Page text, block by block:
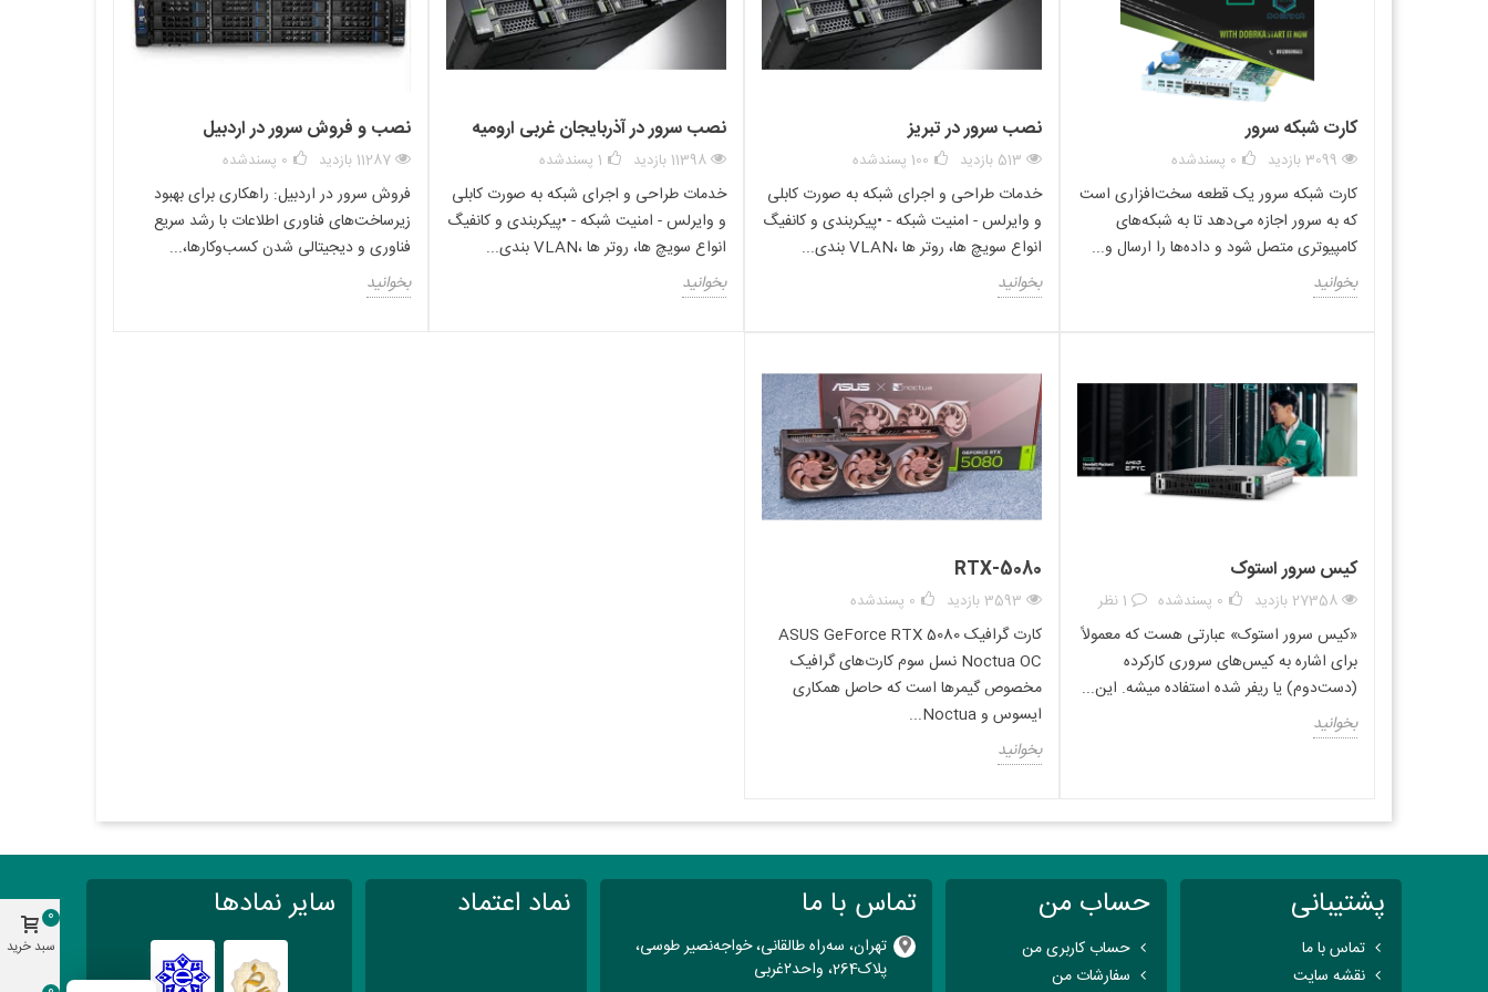
مشخصات
Co2 Savings
Internal
Yes
Certification
WEEE
Operating temperature (T-T)
0 - 55 °C
Storage temperature (T-T)
-40 - 70 °C
Operating relative humidity (H-H)
10 - 90%
Compatible operating systems
2008, VMware, Red Hat Linux,
SUSE Linux, Oracle Solaris
Weight
680 g
Data transfer rate
Weight (imperial)
0.68 kg (1.5 lbs)
Harmonized System (HS) code
85176990
مشخصات کلیدی کارت شبکه HP AJ764A 82Q 8GB Dual Port
مدل محصول: HP AJ764A 82Q
کارت شبکه سرور
3099 بازدید 0 پسندشده
کارت شبکه سرور یک قطعه سخت‌افزاری است
که به سرور اجازه می‌دهد تا به شبکه‌های
کامپیوتری متصل شود و داده‌ها را ارسال و...
بخوانید
نصب سرور در تبریز
513 بازدید 100 پسندشده
خدمات طراحی و اجرای شبکه به صورت کابلی
و وایرلس - امنیت شبکه - •پیکربندی و کانفیگ
انواع سویچ ها، روتر ها ،VLAN بندی...
بخوانید
نصب سرور در آذربایجان غربی ارومیه
11398 بازدید 1 پسندشده
خدمات طراحی و اجرای شبکه به صورت کابلی
و وایرلس - امنیت شبکه - •پیکربندی و کانفیگ
انواع سویچ ها، روتر ها ،VLAN بندی...
بخوانید
نصب و فروش سرور در اردبیل
11287 بازدید 0 پسندشده
فروش سرور در اردبیل: راهکاری برای بهبود
زیرساخت‌های فناوری اطلاعات با رشد سریع
فناوری و دیجیتالی شدن کسب‌وکارها،...
بخوانید
کیس سرور استوک
27358 بازدید 0 پسندشده 1 نظر
«کیس سرور استوک» عبارتی هست که معمولاً
برای اشاره به کیس‌های سروری کارکرده
(دست‌دوم) یا ریفر شده استفاده میشه. این...
بخوانید
RTX-5080
3593 بازدید 0 پسندشده
کارت گرافیک ASUS GeForce RTX 5080
Noctua OC نسل سوم کارت‌های گرافیک
مخصوص گیمرها است که حاصل همکاری
ایسوس و Noctua...
بخوانید
پشتیبانی
تماس با ما
نقشه سایت
حساب من
حساب کاربری من
سفارشات من
تماس با ما
تهران، سه‌راه طالقانی، خواجه‌نصیر طوسی،
پلاک264، واحد۲‌غربی
نماد اعتماد سایر نمادها
سبد خرید
0